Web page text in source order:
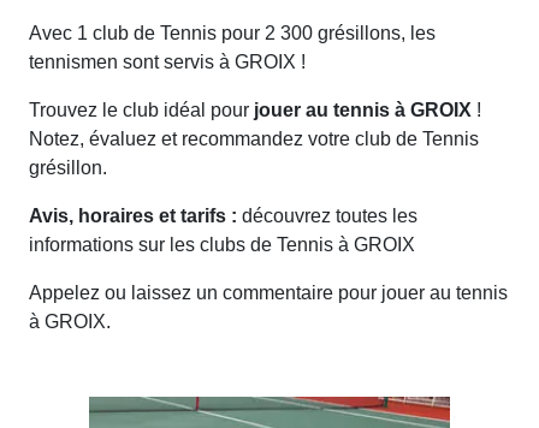
Avec 1 club de Tennis pour 2 300 grésillons, les
tennismen sont servis à GROIX !
Trouvez le club idéal pour jouer au tennis à GROIX !
Notez, évaluez et recommandez votre club de Tennis
grésillon.
Avis, horaires et tarifs : découvrez toutes les
informations sur les clubs de Tennis à GROIX
Appelez ou laissez un commentaire pour jouer au tennis
à GROIX.